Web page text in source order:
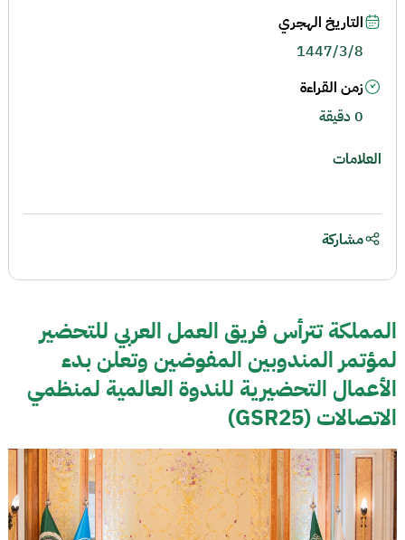
المملكة تترأس فريق العمل العربي للتحضير
لمؤتمر المندوبين المفوضين وتعلن بدء
الأعمال التحضيرية للندوة العالمية لمنظمي
الاتصالات (GSR25)
التاريخ الهجري
1447/3/8
زمن القراءة
0 دقيقة
العلامات
مشاركة